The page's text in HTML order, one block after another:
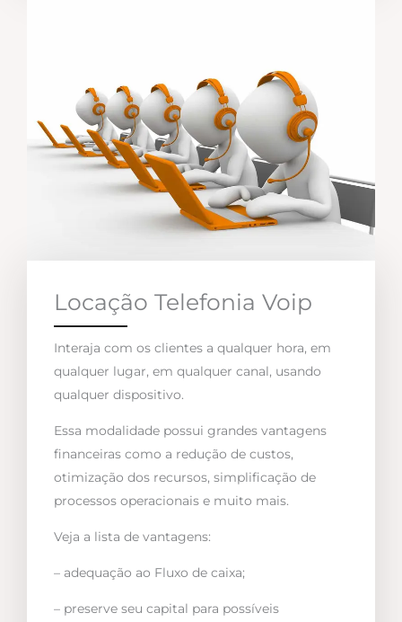
Locação Telefonia Voip
Interaja com os clientes a qualquer hora, em
qualquer lugar, em qualquer canal, usando
qualquer dispositivo.
Essa modalidade possui grandes vantagens
financeiras como a redução de custos,
otimização dos recursos, simplificação de
processos operacionais e muito mais.
Veja a lista de vantagens:
– adequação ao Fluxo de caixa;
– preserve seu capital para possíveis